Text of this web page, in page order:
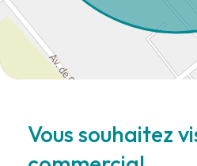
Vous souhaitez